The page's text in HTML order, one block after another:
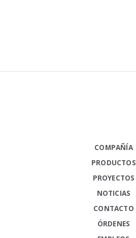
COMPAÑÍA
PRODUCTOS
PROYECTOS
NOTICIAS
CONTACTO
ÓRDENES